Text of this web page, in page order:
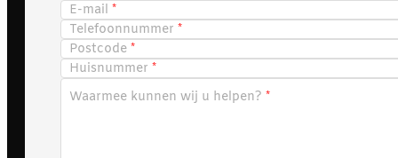
E-mail
Telefoonnummer
Postcode
Huisnummer
Waarmee kunnen wij u helpen?